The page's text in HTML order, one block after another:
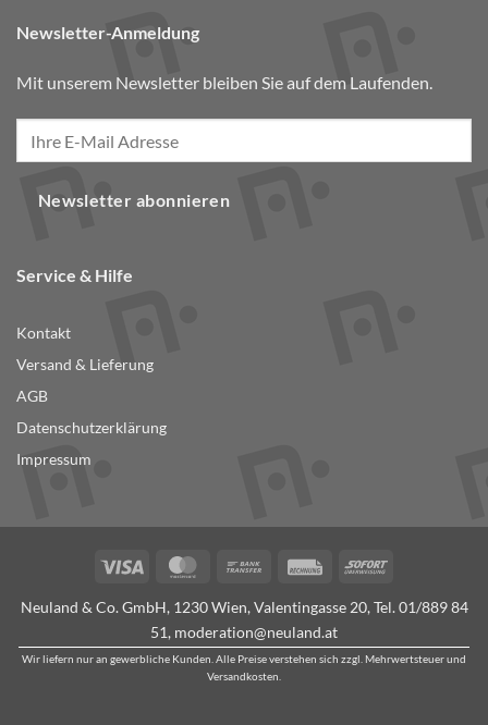
Newsletter-Anmeldung
Mit unserem Newsletter bleiben Sie auf dem Laufenden.
Newsletter abonnieren
Service & Hilfe
Kontakt
Versand & Lieferung
AGB
Datenschutzerklärung
Impressum
Visa MasterCardBank
RechungSofort
Neuland & Co. GmbH, 1230 Wien, Valentingasse 20, Tel. 01/889 84
51, moderation@neuland.at
Wir liefern nur an gewerbliche Kunden. Alle Preise verstehen sich zzgl. Mehrwertsteuer und
Versandkosten.